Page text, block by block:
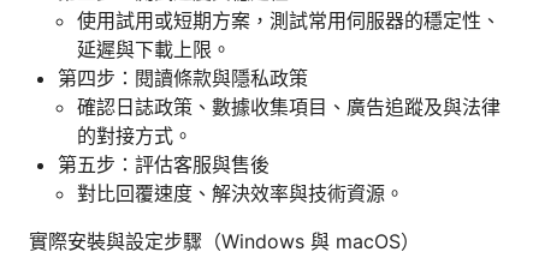
使用試用或短期方案，測試常用伺服器的穩定性、
延遲與下載上限。
第四步：閱讀條款與隱私政策
確認日誌政策、數據收集項目、廣告追蹤及與法律
的對接方式。
第五步：評估客服與售後
對比回覆速度、解決效率與技術資源。
實際安裝與設定步驟（Windows 與 macOS）